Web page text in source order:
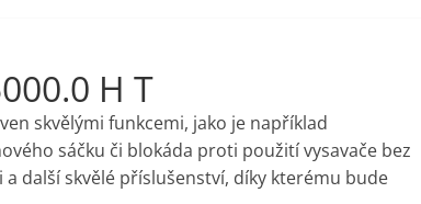
H T
skvělými funkcemi, jako je například
sáčku či blokáda proti použití vysavače bez
další skvělé příslušenství, díky kterému bude